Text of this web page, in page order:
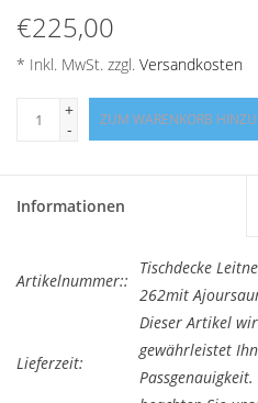
€225,00
* Inkl. MwSt. zzgl. Versandkosten
+
-
ZUM WARENKORB
Informationen
Artikelnummer::
Tischdecke
262mit
Lieferzeit:
Dieser Artikel
gewährleistet